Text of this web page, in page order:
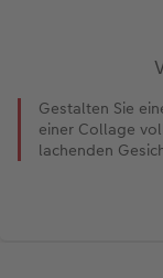
Gestalten Sie
einer Collage
lachenden